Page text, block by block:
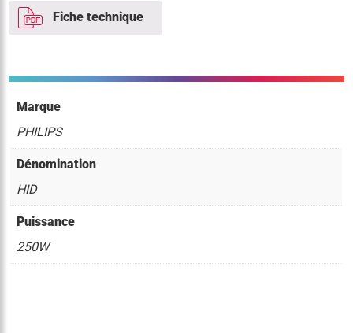
Fiche technique
Marque
PHILIPS
Dénomination
HID
Puissance
250W